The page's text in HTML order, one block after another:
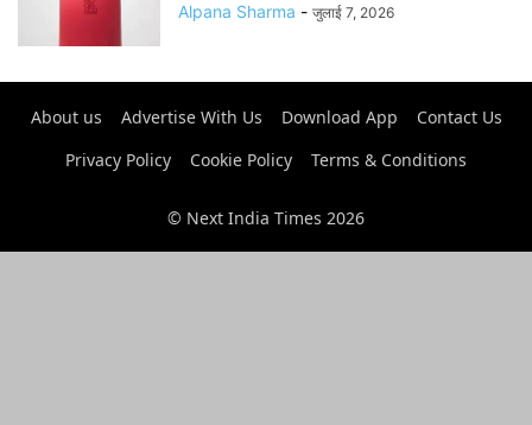
Alpana Sharma - जुलाई 7, 2026
About us Advertise With Us Download App
Contact Us
Privacy Policy
Cookie Policy Terms & Conditions
© Next India Times 2026